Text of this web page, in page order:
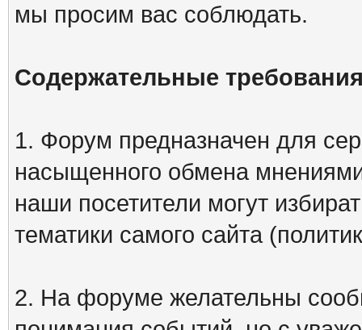
мы просим вас соблюдать.
Содержательные
1. Форум предназначен для
насыщенного обмена
наши посетители могут
тематики самого сайта
2. На форуме желательны